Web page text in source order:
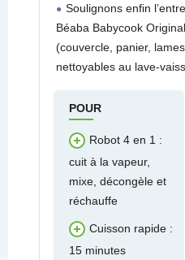
Soulignons enfin
Béaba Babycook
(couvercle, panier,
nettoyables au lave-
POUR
Robot 4 en 1 :
cuit à la vapeur,
mixe, décongèle et
réchauffe
Cuisson rapide :
15 minutes